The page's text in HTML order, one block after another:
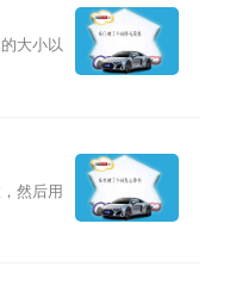
大小以
然后用